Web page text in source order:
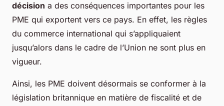
décision a des conséquences importantes pour les
PME qui exportent vers ce pays. En effet, les règles
du commerce international qui s’appliquaient
jusqu’alors dans le cadre de l’Union ne sont plus en
vigueur.
Ainsi, les PME doivent désormais se conformer à la
législation britannique en matière de fiscalité et de